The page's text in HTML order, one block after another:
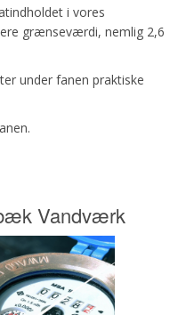
i vores
grænseværdi, nemlig 2,6
under fanen praktiske
Vandværk